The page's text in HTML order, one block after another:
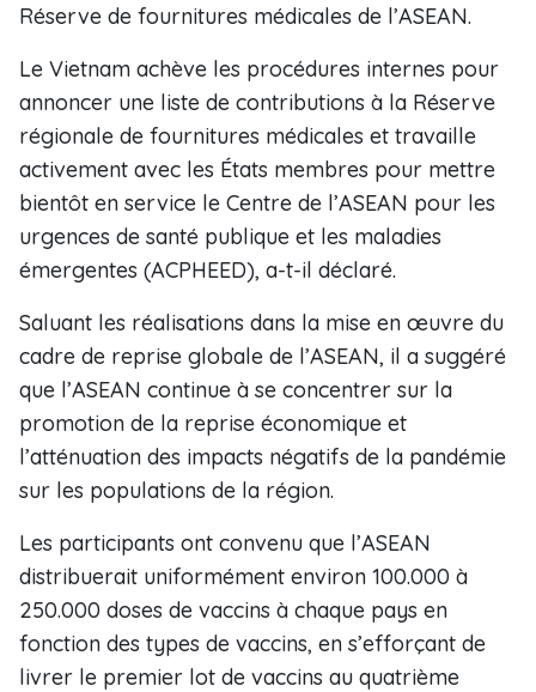
Réserve de fournitures médicales de l’ASEAN.
Le Vietnam achève les procédures internes pour
annoncer une liste de contributions à la Réserve
régionale de fournitures médicales et travaille
activement avec les États membres pour mettre
bientôt en service le Centre de l’ASEAN pour les
urgences de santé publique et les maladies
émergentes (ACPHEED), a-t-il déclaré.
Saluant les réalisations dans la mise en œuvre du
cadre de reprise globale de l’ASEAN, il a suggéré
que l’ASEAN continue à se concentrer sur la
promotion de la reprise économique et
l’atténuation des impacts négatifs de la pandémie
sur les populations de la région.
Les participants ont convenu que l’ASEAN
distribuerait uniformément environ 100.000 à
250.000 doses de vaccins à chaque pays en
fonction des types de vaccins, en s’efforçant de
livrer le premier lot de vaccins au quatrième